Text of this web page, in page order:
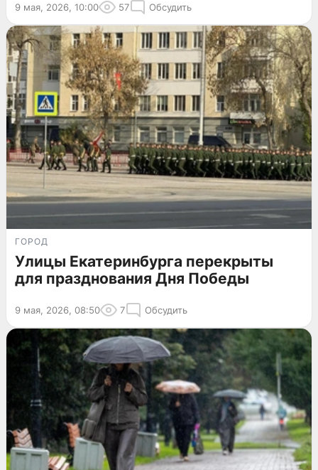
9 мая, 2026, 10:00 57 Обсудить
ГОРОД
Улицы Екатеринбурга перекрыты
для празднования Дня Победы
9 мая, 2026, 08:50 7 Обсудить